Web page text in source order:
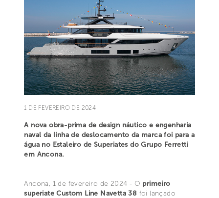
1 DE FEVEREIRO DE 2024
A nova obra-prima de design náutico e engenharia
naval da linha de deslocamento da marca foi para a
água no Estaleiro de Superiates do Grupo Ferretti
em Ancona.
Ancona, 1 de fevereiro de 2024 - O primeiro
superiate Custom Line Navetta 38 foi lançado